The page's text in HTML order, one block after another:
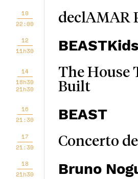
10
22:00
declAMAR
12
11h30
BEASTKids
14
18h30
21h30
The House
Built
16
21:30
BEAST
17
21:30
Concerto
18
21h30
Bruno